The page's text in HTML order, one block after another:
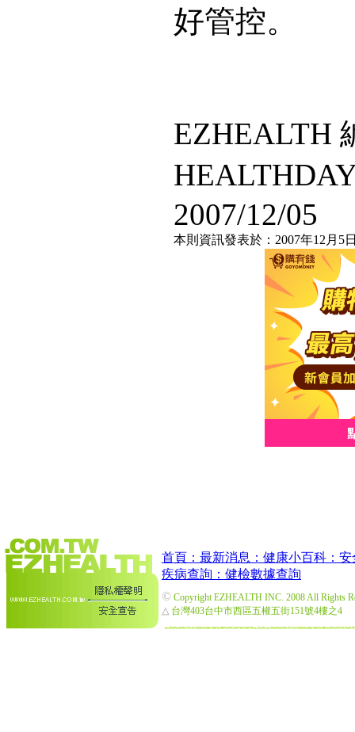
好管控。
EZHEALTH
2007/12/05
本則資訊發表於：2007年12月5
首頁： 最新消息： 健康小百科： 安
疾病查詢： 健檢數據查詢
© Copyright EZHEALTH INC. 2008 All Rights
△ 台灣403台中市西區五權五街151號4樓之4